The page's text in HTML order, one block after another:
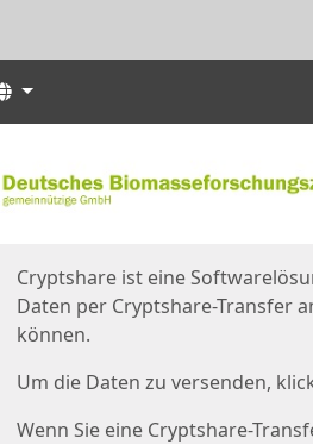
Sprachen
Cryptshare ist eine
Daten per Cryptshare-Transfer
können.
Um die Daten zu versenden,
Wenn Sie eine Cryptshare-